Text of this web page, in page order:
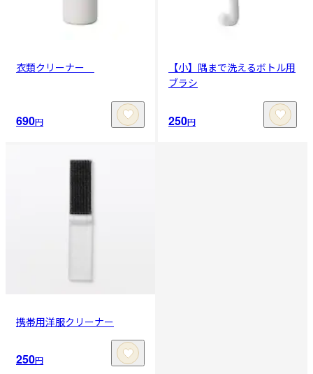
衣類クリーナー
690円
【小】隅まで洗えるボトル用
ブラシ
250円
携帯用洋服クリーナー
250円